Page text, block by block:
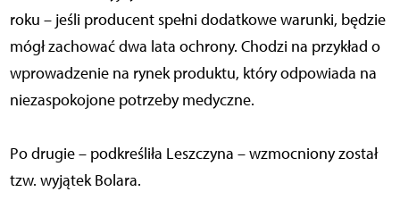
roku – jeśli producent spełni dodatkowe warunki, będzie
mógł zachować dwa lata ochrony. Chodzi na przykład o
wprowadzenie na rynek produktu, który odpowiada na
niezaspokojone potrzeby medyczne.
Po drugie – podkreśliła Leszczyna – wzmocniony został
tzw. wyjątek Bolara.